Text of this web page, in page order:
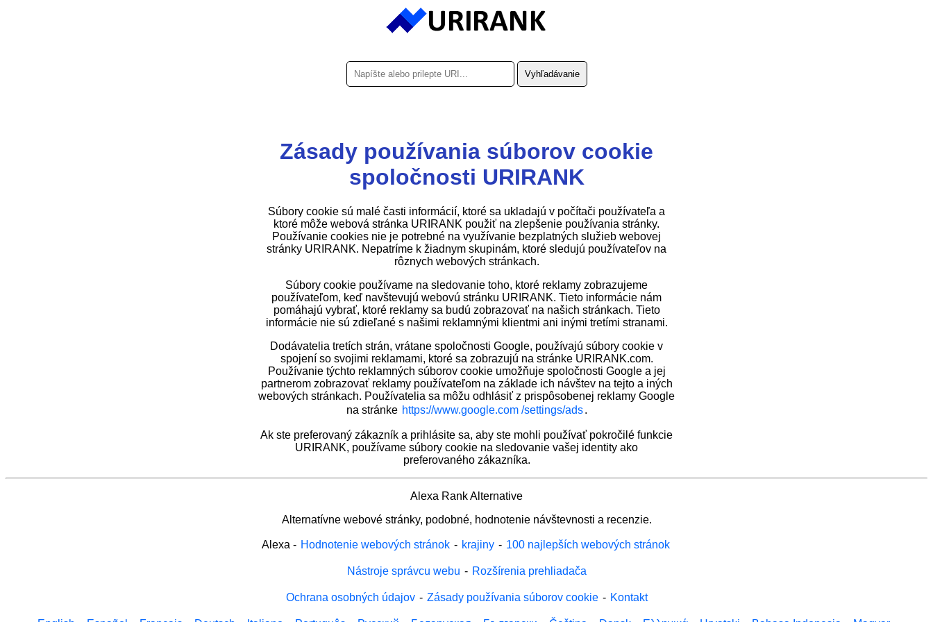
Zásady používania súborov cookie
spoločnosti URIRANK
Súbory cookie sú malé časti informácií, ktoré sa ukladajú v počítači používateľa a
ktoré môže webová stránka URIRANK použiť na zlepšenie používania stránky.
Používanie cookies nie je potrebné na využívanie bezplatných služieb webovej
stránky URIRANK. Nepatríme k žiadnym skupinám, ktoré sledujú používateľov na
rôznych webových stránkach.
Súbory cookie používame na sledovanie toho, ktoré reklamy zobrazujeme
používateľom, keď navštevujú webovú stránku URIRANK. Tieto informácie nám
pomáhajú vybrať, ktoré reklamy sa budú zobrazovať na našich stránkach. Tieto
informácie nie sú zdieľané s našimi reklamnými klientmi ani inými tretími stranami.
Dodávatelia tretích strán, vrátane spoločnosti Google, používajú súbory cookie v
spojení so svojimi reklamami, ktoré sa zobrazujú na stránke URIRANK.com.
Používanie týchto reklamných súborov cookie umožňuje spoločnosti Google a jej
partnerom zobrazovať reklamy používateľom na základe ich návštev na tejto a iných
webových stránkach. Používatelia sa môžu odhlásiť z prispôsobenej reklamy Google
na stránke https://www.google.com /settings/ads .
Ak ste preferovaný zákazník a prihlásite sa, aby ste mohli používať pokročilé funkcie
URIRANK, používame súbory cookie na sledovanie vašej identity ako
preferovaného zákazníka.
Alexa Rank Alternative
Alternatívne webové stránky, podobné, hodnotenie návštevnosti a recenzie.
Alexa - Hodnotenie webových stránok - krajiny - 100 najlepších webových stránok
Nástroje správcu webu - Rozšírenia prehliadača
Ochrana osobných údajov - Zásady používania súborov cookie - Kontakt